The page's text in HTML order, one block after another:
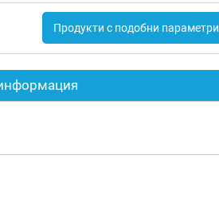
Продукти с подобни параметри